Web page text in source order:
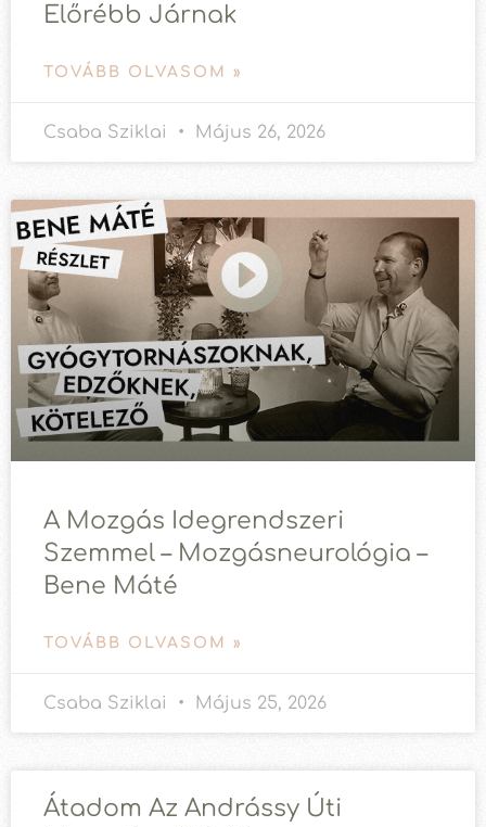
Előrébb Járnak
TOVÁBB OLVASOM »
Csaba Sziklai Május 26, 2026
A Mozgás Idegrendszeri
Szemmel – Mozgásneurológia –
Bene Máté
TOVÁBB OLVASOM »
Csaba Sziklai Május 25, 2026
Átadom Az Andrássy Úti